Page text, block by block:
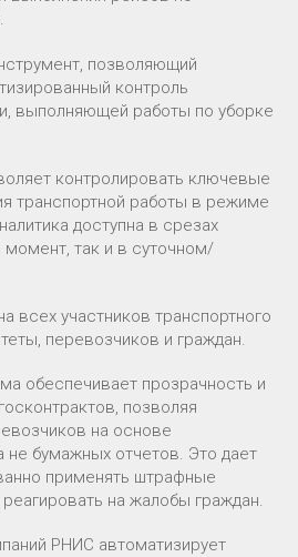
позволяющий
контроль
выполняющей работы по уборке
контролировать ключевые
транспортной работы в режиме
доступна в срезах
момент, так и в суточном/
всех участников транспортного
перевозчиков и граждан.
обеспечивает прозрачность и
позволяя
на основе
не бумажных отчетов. Это дает
применять штрафные
на жалобы граждан.
РНИС автоматизирует